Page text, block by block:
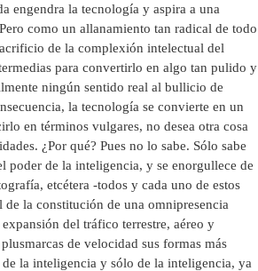
engendra la tecnología y aspira a una
como un allanamiento tan radical de todo
de la complexión intelectual del
para convertirlo en algo tan pulido y
ningún sentido real al bullicio de
la tecnología se convierte en un
en términos vulgares, no desea otra cosa
¿Por qué? Pues no lo sabe. Sólo sabe
poder de la inteligencia, y se enorgullece de
etcétera -todos y cada uno de estos
la constitución de una omnipresencia
del tráfico terrestre, aéreo y
de velocidad sus formas más
la inteligencia y sólo de la inteligencia, ya